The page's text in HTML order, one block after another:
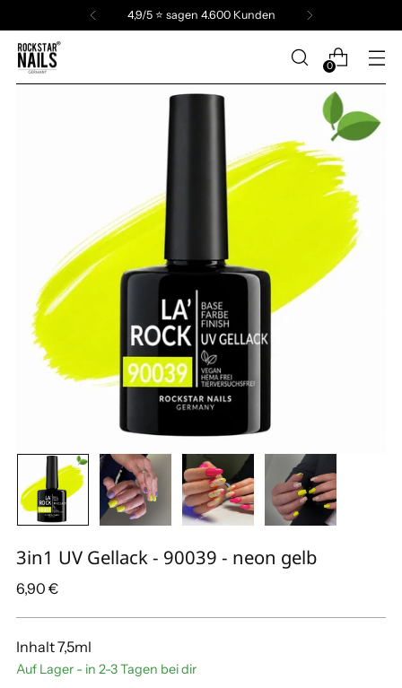
4,9/5 ⭐️ sagen 4.600 Kunden
0
3in1 UV Gellack - 90039 - neon gelb
Regulärer
6,90 €
Inhalt 7,5ml
Auf Lager - in 2-3 Tagen bei dir